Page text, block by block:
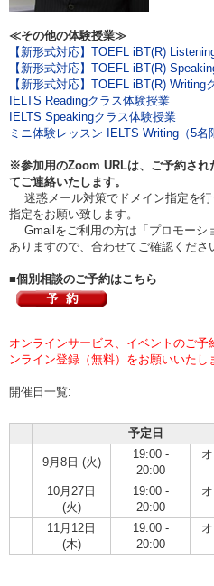
≪その他の体験授業≫
【新形式対応】TOEFL iBT(R)
【新形式対応】TOEFL iBT(R)
【新形式対応】TOEFL iBT(R) Writing
IELTS Readingクラス体験授業
IELTS Speakingクラス体験授業
ミニ体験レッスン IELTS Writing（5名
※参加用のZoom URLは、ご予約され
てご連絡いたします。
迷惑メール対策でドメイン指定を
指定をお願い致します。
Gmailをご利用の方は「プロモーシ
ありますので、合わせてご確認くださ
■個別相談のご予約はこちら
オンラインサービス、イベントのご
ンライン登録（無料）をお願いいたし
開催日一覧:
予定日
9月8日 (火)
19:00 -
20:00
10月27日
(火)
19:00 -
20:00
11月12日
(木)
19:00 -
20:00